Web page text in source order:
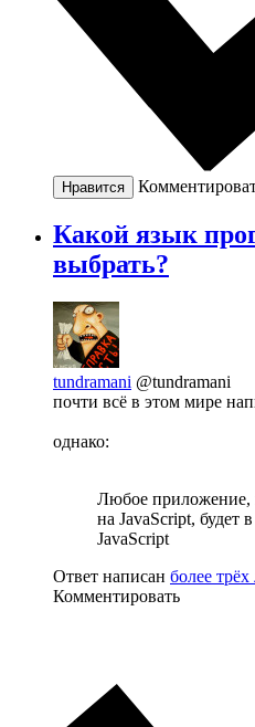
Нравится
Какой язык
выбрать?
tundramani @tundramani
почти всё в этом мире
однако:
Любое приложение,
на JavaScript, будет
JavaScript
Ответ написан более трёх
Комментировать